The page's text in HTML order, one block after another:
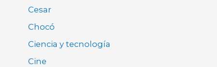
Cesar
Chocó
Ciencia y tecnología
Cine